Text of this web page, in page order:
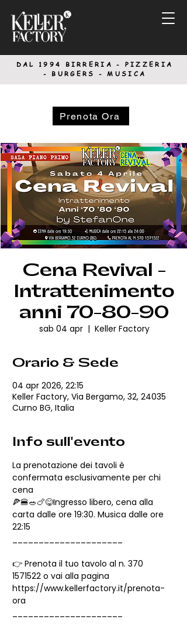
DAL 1994 BIRRERIA - PIZZERIA
- BURGERS - MUSICA
Prenota Ora
Cena Revival -
Intrattenimento
anni 70-80-90
sab 04 apr
  |
Keller Factory
Orario & Sede
04 apr 2026, 22:15
Keller Factory, Via Bergamo, 32, 24035
Curno BG, Italia
Info sull'evento
La prenotazione dei tavoli è
confermata esclusivamente per chi
cena
🍕🍔🥗🍗😋Ingresso libero, cena alla
carta dalle ore 19:30. Musica dalle ore
22:15
👉 Prenota il tuo tavolo al n. 370
1571522 o vai alla pagina
https://www.kellerfactory.it/prenota-
ora